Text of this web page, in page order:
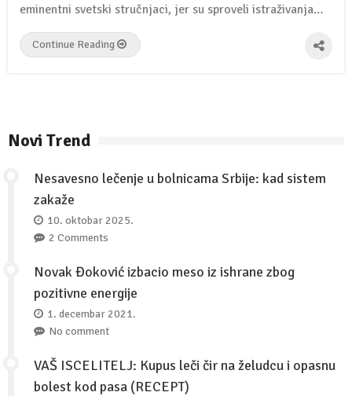
eminentni svetski stručnjaci, jer su sproveli istraživanja…
Continue Reading
Novi Trend
Nesavesno lečenje u bolnicama Srbije: kad sistem
zakaže
10. oktobar 2025.
2 Comments
Novak Đoković izbacio meso iz ishrane zbog
pozitivne energije
1. decembar 2021.
No comment
VAŠ ISCELITELJ: Kupus leči čir na želudcu i opasnu
bolest kod pasa (RECEPT)